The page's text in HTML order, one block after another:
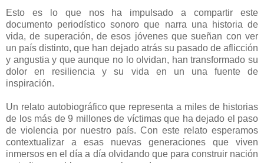
Esto es lo que nos ha impulsado a compartir este
documento periodístico sonoro que narra una historia de
vida, de superación, de esos jóvenes que sueñan con ver
un país distinto, que han dejado atrás su pasado de aflicción
y angustia y que aunque no lo olvidan, han transformado su
dolor en resiliencia y su vida en un una fuente de
inspiración.
Un relato autobiográfico que representa a miles de historias
de los más de 9 millones de víctimas que ha dejado el paso
de violencia por nuestro país. Con este relato esperamos
contextualizar a esas nuevas generaciones que viven
inmersos en el día a día olvidando que para construir nación